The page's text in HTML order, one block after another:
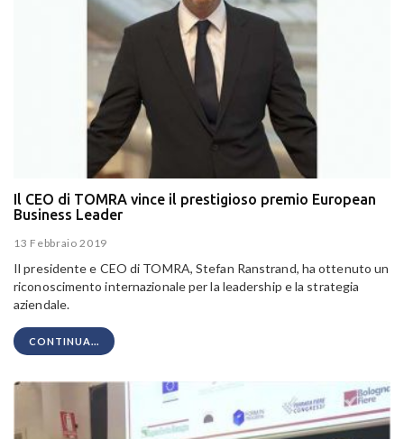
Il CEO di TOMRA vince il prestigioso premio European
Business Leader
13 Febbraio 2019
Il presidente e CEO di TOMRA, Stefan Ranstrand, ha ottenuto un
riconoscimento internazionale per la leadership e la strategia
aziendale.
CONTINUA...